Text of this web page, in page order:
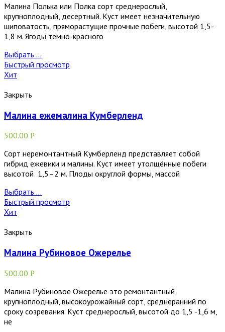
Малина Полька или Полка сорт среднерослый,
крупноплодный, десертный. Куст имеет незначительную
шиповатость, пряморастущие прочные побеги, высотой 1,5-
1,8 м. Ягоды темно-красного
Выбрать ...
Быстрый просмотр
Хит
Закрыть
Малина ежемалина Кумберленд
500.00 Р
Сорт неремонтантный Кумберленд представляет собой
гибрид ежевики и малины. Куст имеет утолщённые побеги
высотой 1,5–2 м. Плоды округлой формы, массой
Выбрать ...
Быстрый просмотр
Хит
Закрыть
Малина Рубиновое Ожерелье
500.00 Р
Малина Рубиновое Ожерелье это ремонтантный,
крупноплодный, высокоурожайный сорт, среднеранний по
сроку созревания. Куст среднерослый, высотой до 1,5 -1,6 м,
не